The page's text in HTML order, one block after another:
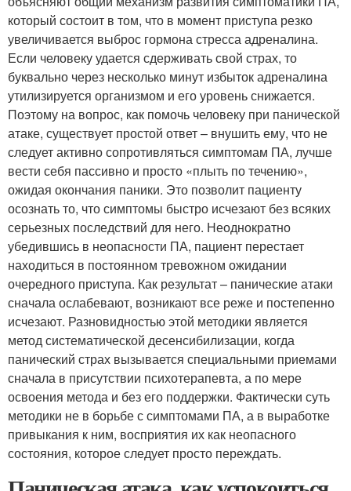
который состоит в том, что в момент приступа резко
увеличивается выброс гормона стресса адреналина.
Если человеку удается сдерживать свой страх, то
буквально через несколько минут избыток адреналина
утилизируется организмом и его уровень снижается.
Поэтому на вопрос, как помочь человеку при панической
атаке, существует простой ответ – внушить ему, что не
следует активно сопротивляться симптомам ПА, лучше
вести себя пассивно и просто «плыть по течению»,
ожидая окончания паники. Это позволит пациенту
осознать то, что симптомы быстро исчезают без всяких
серьезных последствий для него. Неоднократно
убедившись в неопасности ПА, пациент перестает
находиться в постоянном тревожном ожидании
очередного приступа. Как результат – панические атаки
сначала ослабевают, возникают все реже и постепенно
исчезают. Разновидностью этой методики является
метод систематической десенсибилизации, когда
панический страх вызывается специальными приемами
сначала в присутствии психотерапевта, а по мере
освоения метода и без его поддержки. Фактически суть
методики не в борьбе с симптомами ПА, а в выработке
привыкания к ним, восприятия их как неопасного
состояния, которое следует просто переждать.